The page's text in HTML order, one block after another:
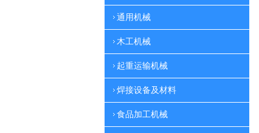
通用机械
木工机械
起重运输机械
焊接设备及材料
食品加工机械